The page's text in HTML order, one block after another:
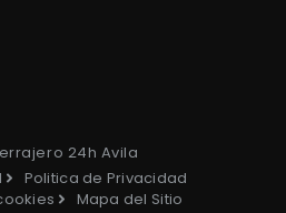
24h Avila
Politica de Privacidad
Mapa del Sitio